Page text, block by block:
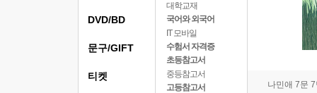
대학교재
국어와 외국어
IT 모바일
수험서 자격증
초등참고서
중등참고서
고등참고서
나민애 7문
DVD/BD
문구/GIFT
티켓